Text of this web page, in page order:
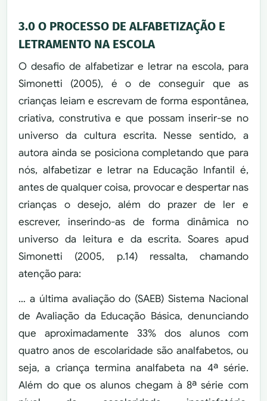
3.0 O PROCESSO DE ALFABETIZAÇÃO E
LETRAMENTO NA ESCOLA
O desafio de alfabetizar e letrar na escola, para
Simonetti (2005), é o de conseguir que as
crianças leiam e escrevam de forma espontânea,
criativa, construtiva e que possam inserir-se no
universo da cultura escrita. Nesse sentido, a
autora ainda se posiciona completando que para
nós, alfabetizar e letrar na Educação Infantil é,
antes de qualquer coisa, provocar e despertar nas
crianças o desejo, além do prazer de ler e
escrever, inserindo-as de forma dinâmica no
universo da leitura e da escrita. Soares apud
Simonetti (2005, p.14) ressalta, chamando
atenção para:
… a última avaliação do (SAEB) Sistema Nacional
de Avaliação da Educação Básica, denunciando
que aproximadamente 33% dos alunos com
quatro anos de escolaridade são analfabetos, ou
seja, a criança termina analfabeta na 4ª série.
Além do que os alunos chegam à 8ª série com